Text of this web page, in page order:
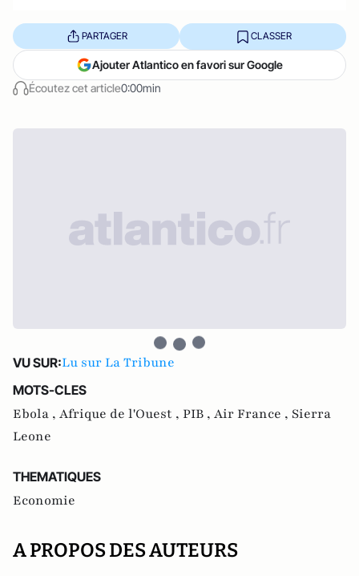
Écoutez cet article0:00min
PARTAGER CLASSER
Ajouter Atlantico en favori sur Google
VU SUR:Lu sur La Tribune
MOTS-CLES
Ebola , Afrique de l'Ouest , PIB , Air France , Sierra
Leone
THEMATIQUES
Economie
A PROPOS DES AUTEURS